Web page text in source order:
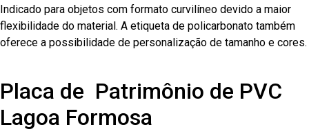
Indicado para objetos com formato curvilíneo devido a maior
flexibilidade do material. A etiqueta de policarbonato também
oferece a possibilidade de personalização de tamanho e cores.
Placa de Patrimônio de PVC
Lagoa Formosa